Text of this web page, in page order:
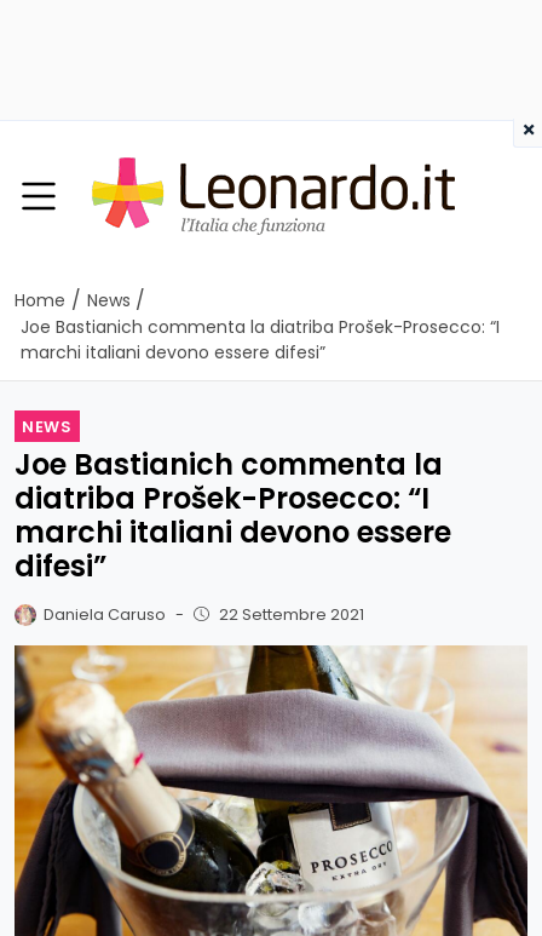
Home / News /
Joe Bastianich commenta la diatriba Prošek-Prosecco: “I
marchi italiani devono essere difesi”
NEWS
Joe Bastianich commenta la
diatriba Prošek-Prosecco: “I
marchi italiani devono essere
difesi”
Daniela Caruso - 22 Settembre 2021
×